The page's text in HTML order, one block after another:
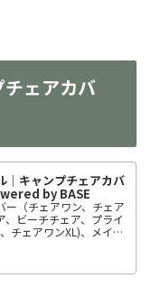
ェアカバ
｜キャンプチェアカバ
by BASE
ー（チェアワン、チェア
ビーチチェア、プライ
チェアワンXL)、メイフ